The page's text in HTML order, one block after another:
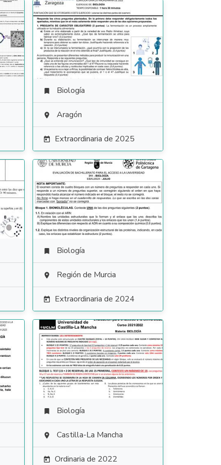
 Biología
 Aragón
 Extraordinaria de 2025
 Biología
 Región de Murcia
 Extraordinaria de 2024
 Biología
 Castilla-La Mancha
 Ordinaria de 2022